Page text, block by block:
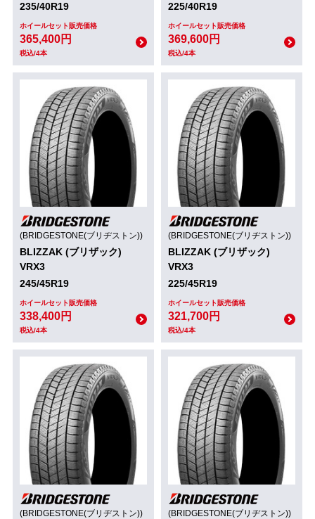
235/40R19
ホイールセット販売価格
365,400円
税込/4本
225/40R19
ホイールセット販売価格
369,600円
税込/4本
(BRIDGESTONE(ブリヂストン))
BLIZZAK (ブリザック)
VRX3
245/45R19
ホイールセット販売価格
338,400円
税込/4本
(BRIDGESTONE(ブリヂストン))
BLIZZAK (ブリザック)
VRX3
225/45R19
ホイールセット販売価格
321,700円
税込/4本
(BRIDGESTONE(ブリヂストン)) (BRIDGESTONE(ブリヂストン))